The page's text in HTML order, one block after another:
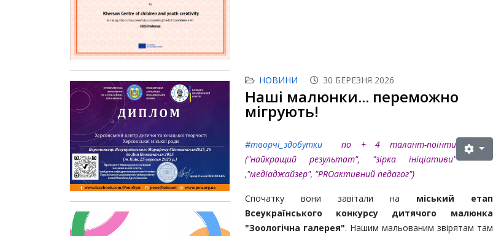
НОВИНИ 30 БЕРЕЗНЯ 2026
Наші малюнки... переможно
мігрують!
#творчі_здобуткипо + 4 талант-поінти
("найкращий результат", "зірка ініціативи"
,"медіаджайзер", "PROактивний педагог")
Спочатку вони завітали на міський етап
Всеукраїнського конкурсу дитячого малюнка
"Зоологічна галерея". Нашим мальованим звірятам там